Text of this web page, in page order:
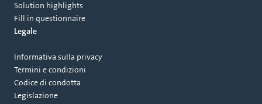
Solution highlights
Fill in questionnaire
Legale
Informativa sulla privacy
Termini e condizioni
Codice di condotta
Legislazione